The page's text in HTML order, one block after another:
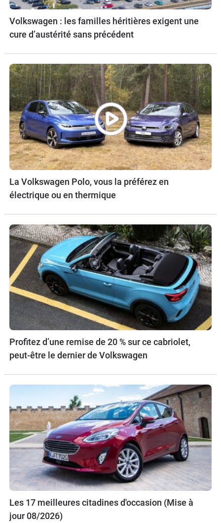
Volkswagen : les familles héritières exigent une
cure d’austérité sans précédent
La Volkswagen Polo, vous la préférez en
électrique ou en thermique
Profitez d’une remise de 20 % sur ce cabriolet,
peut-être le dernier de Volkswagen
Les 17 meilleures citadines d'occasion (Mise à
jour 08/2026)